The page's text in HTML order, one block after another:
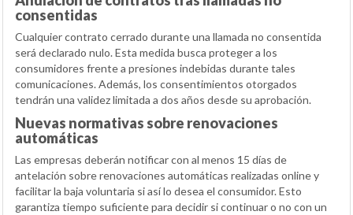
consentidas
Cualquier contrato cerrado durante una llamada no consentida
será declarado nulo. Esta medida busca proteger a los
consumidores frente a presiones indebidas durante tales
comunicaciones. Además, los consentimientos otorgados
tendrán una validez limitada a dos años desde su aprobación.
Nuevas normativas sobre renovaciones
automáticas
Las empresas deberán notificar con al menos 15 días de
antelación sobre renovaciones automáticas realizadas online y
facilitar la baja voluntaria si así lo desea el consumidor. Esto
garantiza tiempo suficiente para decidir si continuar o no con un